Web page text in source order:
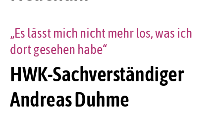
HWK-Sachverständiger
Andreas Duhme
„Es lässt mich nicht mehr los, was ich
dort gesehen habe“